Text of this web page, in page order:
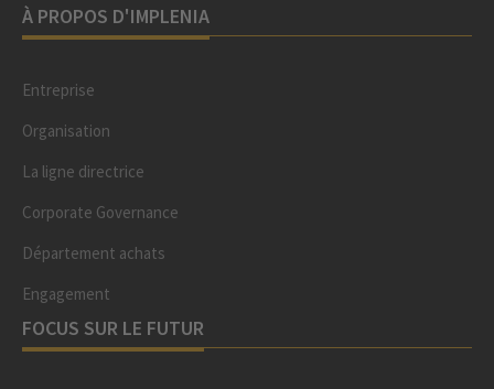
À PROPOS D'IMPLENIA
Entreprise
Organisation
La ligne directrice
Corporate Governance
Département achats
Engagement
FOCUS SUR LE FUTUR